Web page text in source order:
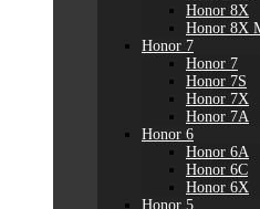
Honor 8X
Honor 8X
Honor 7
Honor 7
Honor 7S
Honor 7X
Honor 7A
Honor 6
Honor 6A
Honor 6C
Honor 6X
Honor 5